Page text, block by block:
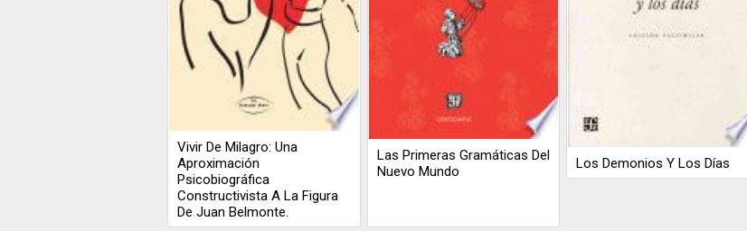
Vivir De Milagro: Una
Aproximación
Psicobiográfica
Constructivista A La Figura
De Juan Belmonte.
Las Primeras Gramáticas Del
Nuevo Mundo
Los Demonios Y Los Días